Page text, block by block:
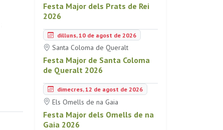
Festa Major dels Prats de Rei
2026
dilluns, 10 de agost de 2026
Santa Coloma de Queralt
Festa Major de Santa Coloma
de Queralt 2026
dimecres, 12 de agost de 2026
Els Omells de na Gaia
Festa Major dels Omells de na
Gaia 2026